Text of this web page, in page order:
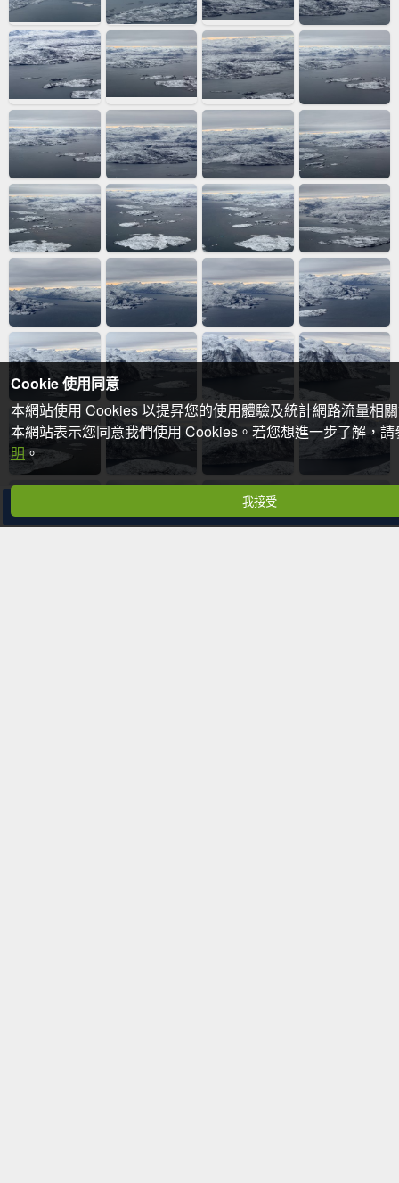
分享
Cookie 使用同意
本網站使用 Cookies 以提昇您的使用體驗及統計網路流量相
本網站表示您同意我們使用 Cookies。若您想進一步了解，
明。
我接受